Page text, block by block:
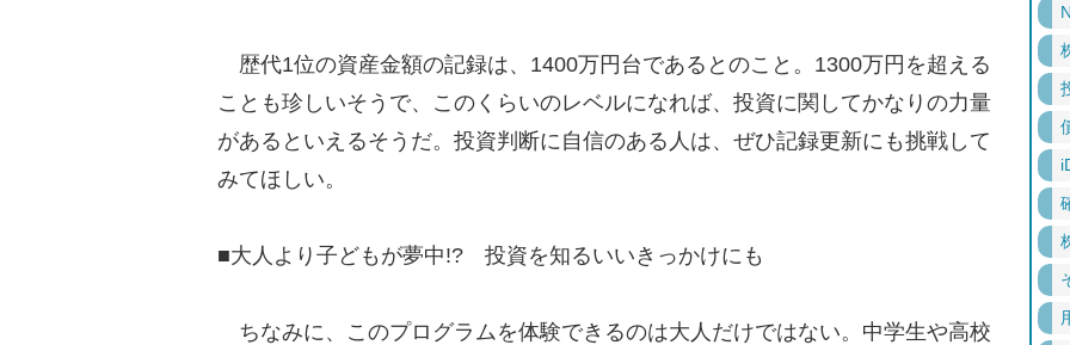
歴代1位の資産金額の記録は、1400万円台であるとのこと。1300万円を超える
ことも珍しいそうで、このくらいのレベルになれば、投資に関してかなりの力量
があるといえるそうだ。投資判断に自信のある人は、ぜひ記録更新にも挑戦して
みてほしい。
■大人より子どもが夢中!? 投資を知るいいきっかけにも
ちなみに、このプログラムを体験できるのは大人だけではない。中学生や高校